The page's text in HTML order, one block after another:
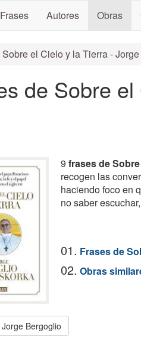
Frases Autores Obras
Sobre el Cielo y la Tierra -
de Sobre
9 frases de
recogen las
haciendo foco en
no saber
01. Frases de
02. Obras
Bergoglio